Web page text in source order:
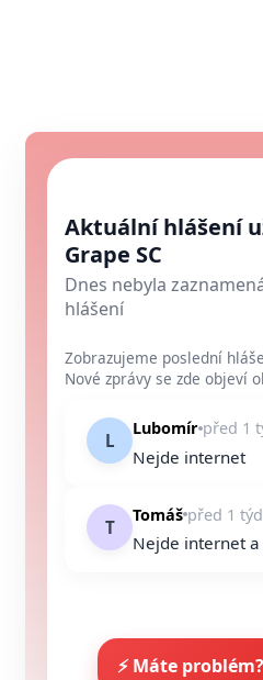
Aktuální hlášení
Grape SC
Dnes nebyla
hlášení
Zobrazujeme poslední
Nové zprávy se zde objeví
L
Lubomír před 1
Nejde internet
T
Tomáš před 1
Nejde internet a
⚡ Máte